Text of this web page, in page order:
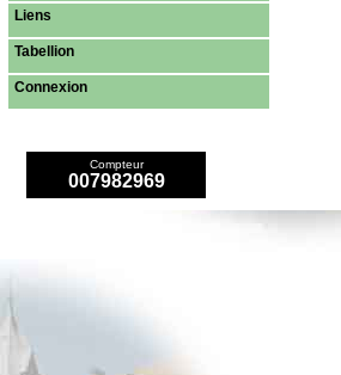
Liens
Tabellion
Connexion
Compteur
007982969